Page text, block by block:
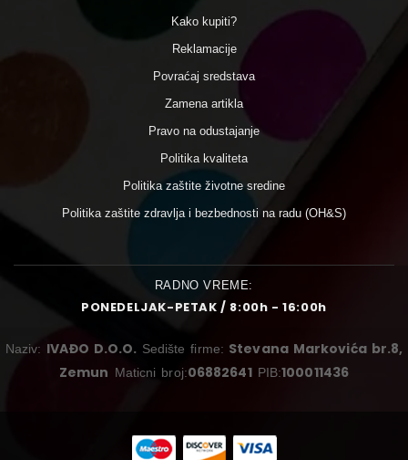
Kako kupiti?
Reklamacije
Povraćaj sredstava
Zamena artikla
Pravo na odustajanje
Politika kvaliteta
Politika zaštite životne sredine
Politika zaštite zdravlja i bezbednosti na radu (OH&S)
RADNO VREME:
PONEDELJAK-PETAK / 8:00h - 16:00h
Naziv: IVAĐO D.O.O. Sedište firme: Stevana Markovića br.8,
Zemun Maticni broj:06882641PIB:100011436